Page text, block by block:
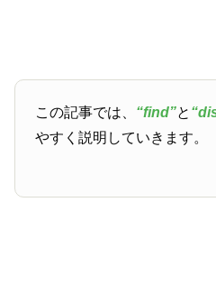
この記事では、 “find”と
やすく説明していきます。